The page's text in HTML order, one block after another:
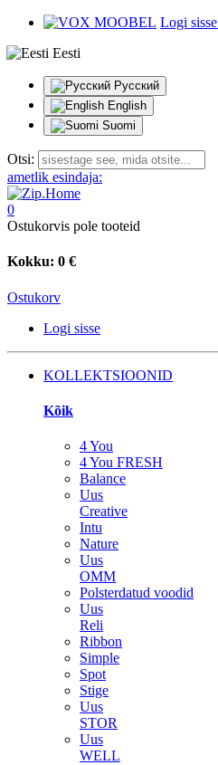
Logi sisse
Eesti
Русский
English
Suomi
Otsi:
ametlik esindaja:
0
Ostukorvis pole tooteid
Kokku: 0 €
Ostukorv
Logi sisse
KOLLEKTSIOONID
Kõik
4 You
4 You FRESH
Balance
Uus
Creative
Intu
Nature
Uus
OMM
Polsterdatud voodid
Uus
Reli
Ribbon
Simple
Spot
Stige
Uus
STOR
Uus
WELL